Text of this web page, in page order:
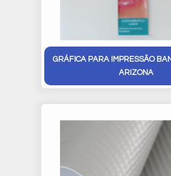
GRÁFICA PARA IMPRESSÃO
ARIZONA